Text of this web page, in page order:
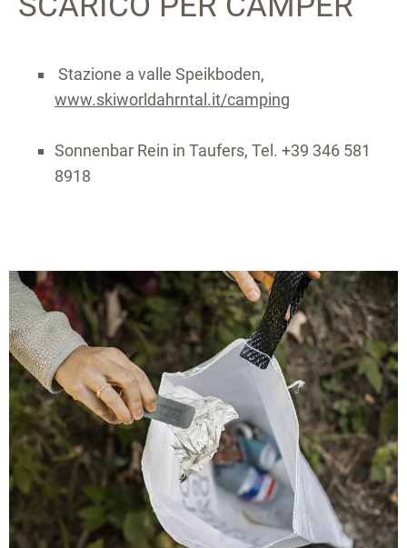
Stazione a valle Speikboden,
www.skiworldahrntal.it/camping
Sonnenbar Rein in Taufers, Tel. +39 346 581
8918